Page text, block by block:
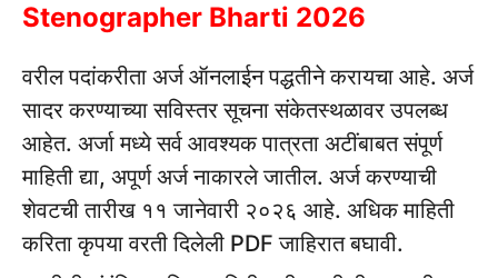
Stenographer Bharti 2026
वरील पदांकरीता अर्ज ऑनलाईन पद्धतीने करायचा आहे. अर्ज
सादर करण्याच्या सविस्तर सूचना संकेतस्थळावर उपलब्ध
आहेत. अर्जा मध्ये सर्व आवश्यक पात्रता अटींबाबत संपूर्ण
माहिती द्या, अपूर्ण अर्ज नाकारले जातील. अर्ज करण्याची
शेवटची तारीख ११ जानेवारी २०२६ आहे. अधिक माहिती
करिता कृपया वरती दिलेली PDF जाहिरात बघावी.